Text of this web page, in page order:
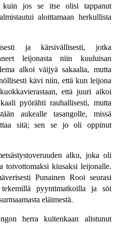
kuin jos se itse olisi tappanut
aloittamaan herkullista
ja kärsivällisesti, jotka
leijonasta niin kuuluisan
alkoi väijyä sakaalia, mutta
kävi niin, että kun leijona
että juuri aikoi
pyörähti rauhallisesti, mutta
aukealle tasangolle, missä
sitä; sen se jo oli oppinut
alku, joka oli
toivottomaksi kiusaksi leijonalle.
Punainen Rooi seurasi
pyyntimatkoilla ja söi
eläimestä.
herra kuitenkaan alistunut